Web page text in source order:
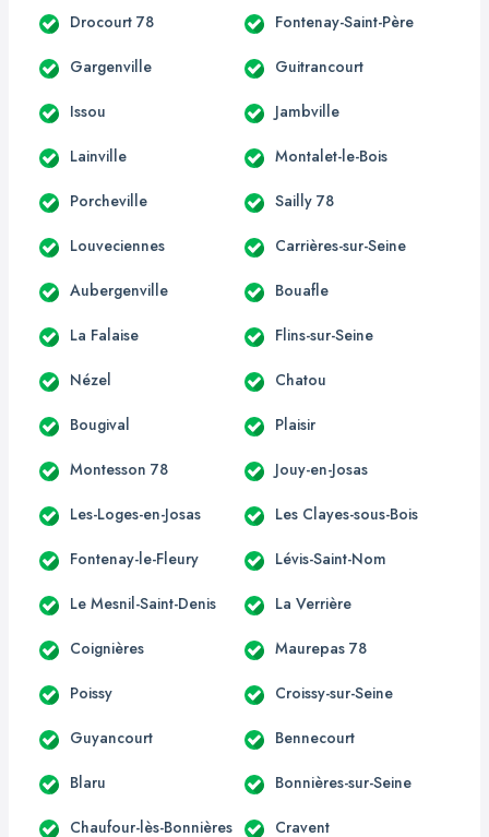
Drocourt 78 Fontenay-Saint-Père
Gargenville Guitrancourt
Issou Jambville
Lainville Montalet-le-Bois
Porcheville Sailly 78
Louveciennes Carrières-sur-Seine
Aubergenville Bouafle
La Falaise Flins-sur-Seine
Nézel Chatou
Bougival Plaisir
Montesson 78 Jouy-en-Josas
Les-Loges-en-Josas Les Clayes-sous-Bois
Fontenay-le-Fleury Lévis-Saint-Nom
Le Mesnil-Saint-Denis La Verrière
Coignières Maurepas 78
Poissy Croissy-sur-Seine
Guyancourt Bennecourt
Blaru Bonnières-sur-Seine
Chaufour-lès-Bonnières Cravent